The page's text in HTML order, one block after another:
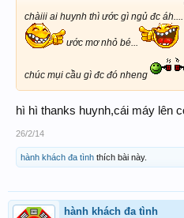
chàiii ai huynh thì ước gì ngủ đc áh....
ước mơ nhỏ bé...
chúc mụi cầu gì đc đó nheng
hì hì thanks huynh,cái máy lên
26/2/14
hành khách đa tình thích bài này.
hành khách đa tình